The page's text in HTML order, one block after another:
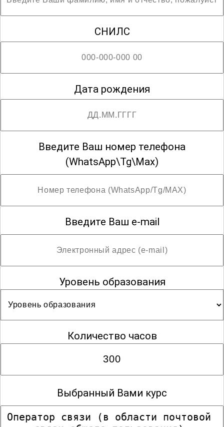
СНИЛС
Дата рождения
Введите Ваш номер телефона
(WhatsApp\Tg\Max)
Введите Ваш e-mail
Уровень образования
Количество часов
Выбранный Вами курс